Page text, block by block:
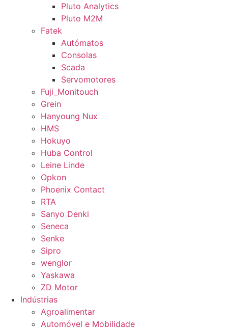
Pluto Analytics
Pluto M2M
Fatek
Autómatos
Consolas
Scada
Servomotores
Fuji_Monitouch
Grein
Hanyoung Nux
HMS
Hokuyo
Huba Control
Leine Linde
Opkon
Phoenix Contact
RTA
Sanyo Denki
Seneca
Senke
Sipro
wenglor
Yaskawa
ZD Motor
Indústrias
Agroalimentar
Automóvel e Mobilidade